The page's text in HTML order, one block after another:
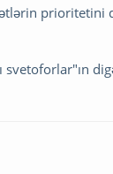
prioritetini
svetoforlar"ın